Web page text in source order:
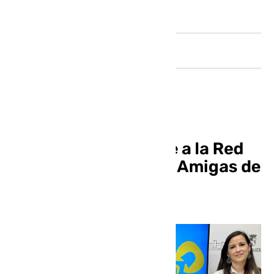
Antequera se adhiere a la Red
Europea de Ciudades Amigas de